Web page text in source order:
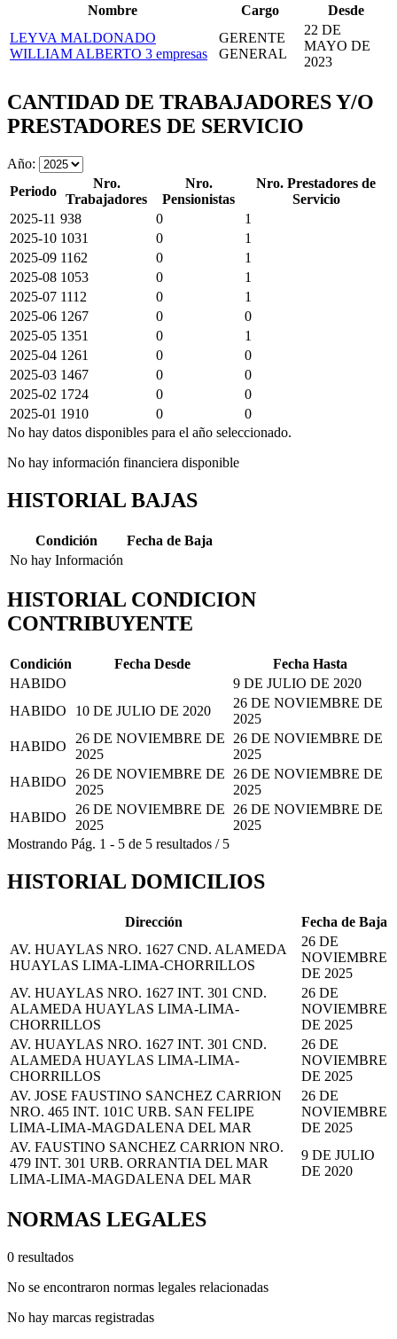
Nombre Cargo
Desde
LEYVA MALDONADO
WILLIAM ALBERTO 3 empresas
GERENTE
GENERAL
22 DE
MAYO DE
2023
CANTIDAD DE TRABAJADORES Y/O
PRESTADORES DE SERVICIO
Año:
Periodo
Nro.
Trabajadores
Nro.
Pensionistas
Nro. Prestadores de
Servicio
2025-11 938 0
1
2025-10 1031 0
1
2025-09 1162 0
1
2025-08 1053 0
1
2025-07 1112 0
1
2025-06 1267 0
0
2025-05 1351 0
1
2025-04 1261 0
0
2025-03 1467 0
0
2025-02 1724 0
0
2025-01 1910 0
0
No hay datos disponibles para el año seleccionado.
No hay información financiera disponible
HISTORIAL BAJAS
Condición
Fecha de Baja
No hay Información
HISTORIAL CONDICION
CONTRIBUYENTE
Condición Fecha Desde
Fecha Hasta
HABIDO
9 DE JULIO DE 2020
HABIDO
10 DE JULIO DE 2020
26 DE NOVIEMBRE DE
2025
HABIDO
26 DE NOVIEMBRE DE
2025
26 DE NOVIEMBRE DE
2025
HABIDO
26 DE NOVIEMBRE DE
2025
26 DE NOVIEMBRE DE
2025
HABIDO
26 DE NOVIEMBRE DE
2025
26 DE NOVIEMBRE DE
2025
Mostrando Pág. 1 - 5 de 5 resultados / 5
HISTORIAL DOMICILIOS
Dirección
Fecha de Baja
AV. HUAYLAS NRO. 1627 CND. ALAMEDA
HUAYLAS LIMA-LIMA-CHORRILLOS
26 DE
NOVIEMBRE
DE 2025
AV. HUAYLAS NRO. 1627 INT. 301 CND.
ALAMEDA HUAYLAS LIMA-LIMA-
CHORRILLOS
26 DE
NOVIEMBRE
DE 2025
AV. HUAYLAS NRO. 1627 INT. 301 CND.
ALAMEDA HUAYLAS LIMA-LIMA-
CHORRILLOS
26 DE
NOVIEMBRE
DE 2025
AV. JOSE FAUSTINO SANCHEZ CARRION
NRO. 465 INT. 101C URB. SAN FELIPE
LIMA-LIMA-MAGDALENA DEL MAR
26 DE
NOVIEMBRE
DE 2025
AV. FAUSTINO SANCHEZ CARRION NRO.
479 INT. 301 URB. ORRANTIA DEL MAR
LIMA-LIMA-MAGDALENA DEL MAR
9 DE JULIO
DE 2020
NORMAS LEGALES
0 resultados
No se encontraron normas legales relacionadas
No hay marcas registradas